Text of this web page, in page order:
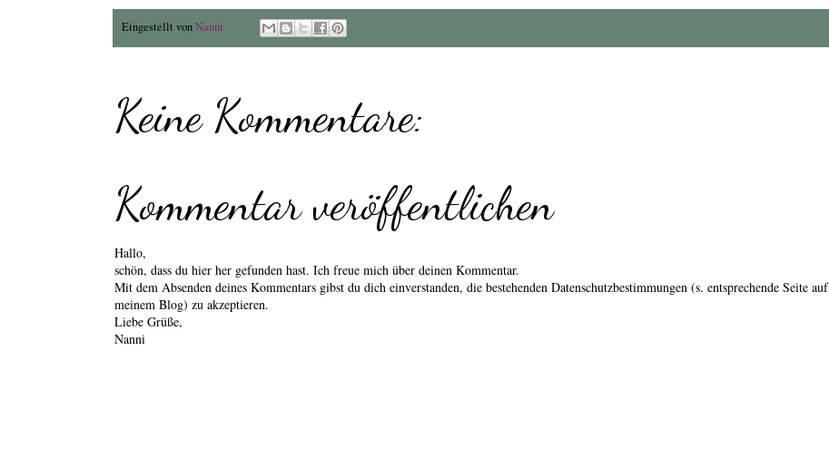
Eingestellt vonNanni
Keine Kommentare:
Kommentar veröffentlichen
Hallo,
schön, dass du hier her gefunden hast. Ich freue mich über deinen Kommentar.
Mit dem Absenden deines Kommentars gibst du dich einverstanden, die bestehenden Datenschutzbestimmungen (s. entsprechende Seite auf
meinem Blog) zu akzeptieren.
Liebe Grüße,
Nanni